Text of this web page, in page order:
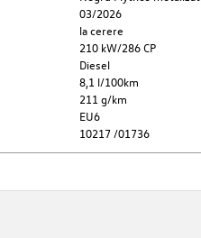
03/2026
la cerere
210 kW/286 CP
Diesel
8,1 l/100km
211 g/km
EU6
10217 /01736